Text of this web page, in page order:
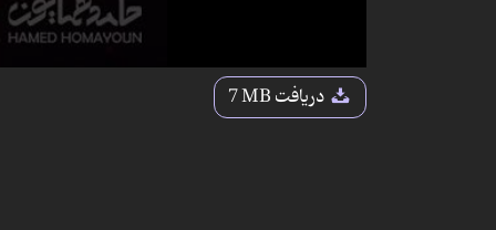
دریافت7 MB